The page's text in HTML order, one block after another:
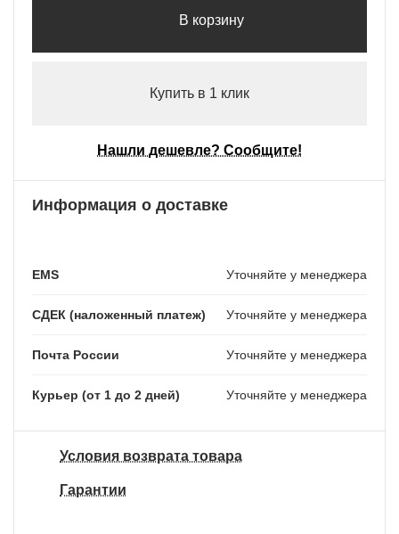
В корзину
Купить в 1 клик
Нашли дешевле? Сообщите!
Информация о доставке
EMS Уточняйте у менеджера
СДЕК (наложенный платеж) Уточняйте у менеджера
Почта России Уточняйте у менеджера
Курьер (от 1 до 2 дней) Уточняйте у менеджера
Условия возврата товара
Гарантии